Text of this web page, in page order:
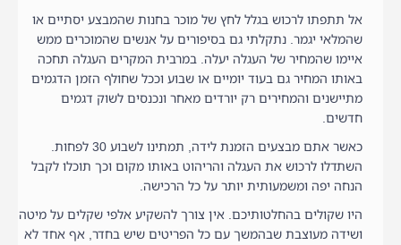
אל תתפתו לרכוש בגלל לחץ של מוכר בחנות שהמבצע יסתיים או
שהמלאי יגמר. נתקלתי גם בסיפורים על אנשים שהמוכרים ממש
איימו שהמחיר של העגלה יעלה. במרבית המקרים העגלה תחכה
באותו המחיר גם בעוד יומיים או שבוע וככל שחולף הזמן הדגמים
מתיישנים והמחירים רק יורדים מאחר ונכנסים לשוק דגמים
חדשים.
כאשר אתם מבצעים הזמנת לידה, תמתינו לשבוע 30 לפחות.
השתדלו לרכוש את העגלה והריהוט באותו מקום וכך תוכלו לקבל
הנחה יפה ומשמעותית יותר על כל הרכישה.
היו שקולים בהחלטותיכם. אין צורך להשקיע אלפי שקלים על מיטה
ושידה מעוצבת שבהמשך עם כל הפריטים שיש בחדר, אף אחד לא